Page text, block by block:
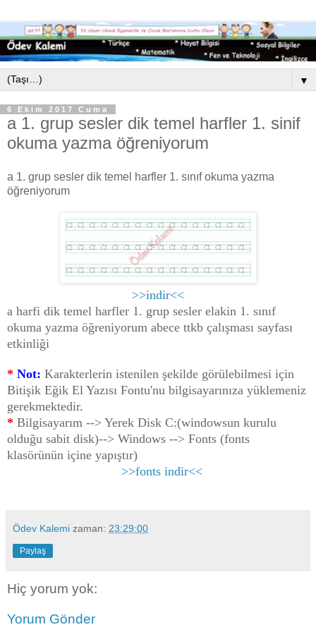
▼
6 Ekim 2017 Cuma
a 1. grup sesler dik temel harfler 1. sinif
okuma yazma öğreniyorum
a 1. grup sesler dik temel harfler 1. sınıf okuma yazma
öğreniyorum
>>indir<<
a harfi dik temel harfler 1. grup sesler elakin 1. sınıf
okuma yazma öğreniyorum abece ttkb çalışması sayfası
etkinliği
* Not: Karakterlerin istenilen şekilde görülebilmesi için
Bitişik Eğik El Yazısı Fontu'nu bilgisayarınıza yüklemeniz
gerekmektedir.
* Bilgisayarım --> Yerek Disk C:(windowsun kurulu
olduğu sabit disk)--> Windows --> Fonts (fonts
klasörünün içine yapıştır)
>>fonts indir<<
Ödev Kalemi zaman: 23:29:00
Paylaş
Hiç yorum yok:
Yorum Gönder